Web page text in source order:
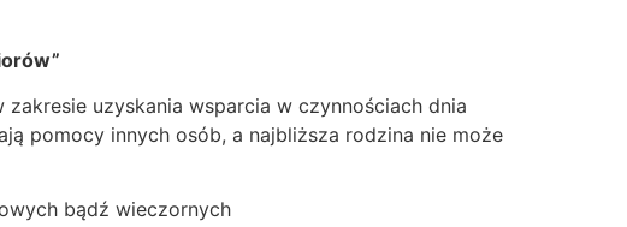
uzyskania wsparcia w czynnościach dnia
pomocy innych osób, a najbliższa rodzina nie może
bądź wieczornych